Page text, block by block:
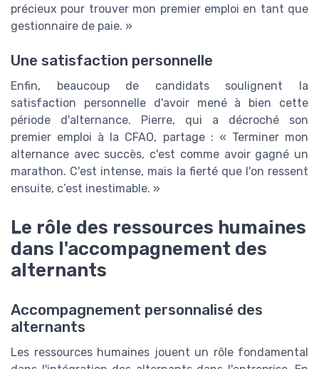
précieux pour trouver mon premier emploi en tant que
gestionnaire de paie. »
Une satisfaction personnelle
Enfin, beaucoup de candidats soulignent la
satisfaction personnelle d'avoir mené à bien cette
période d'alternance. Pierre, qui a décroché son
premier emploi à la CFAO, partage : « Terminer mon
alternance avec succès, c'est comme avoir gagné un
marathon. C'est intense, mais la fierté que l'on ressent
ensuite, c’est inestimable. »
Le rôle des ressources humaines
dans l'accompagnement des
alternants
Accompagnement personnalisé des
alternants
Les ressources humaines jouent un rôle fondamental